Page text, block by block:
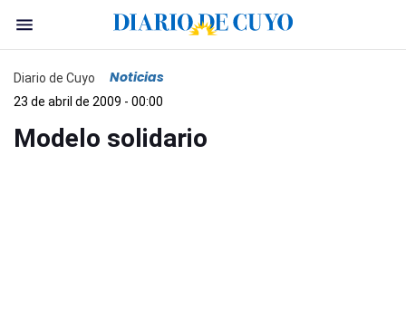
Diario de Cuyo Noticias
23 de abril de 2009 - 00:00
Modelo solidario